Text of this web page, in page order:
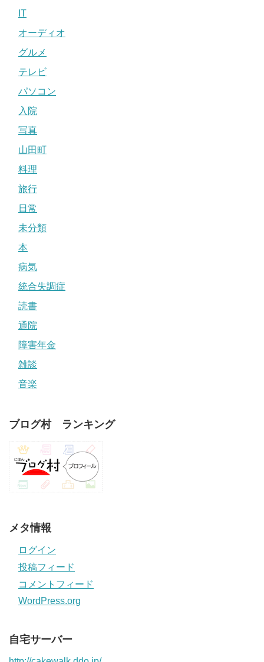
IT
オーディオ
グルメ
テレビ
パソコン
入院
写真
山田町
料理
旅行
日常
未分類
本
病気
統合失調症
読書
通院
障害年金
雑談
音楽
ブログ村 ランキング
メタ情報
ログイン
投稿フィード
コメントフィード
WordPress.org
自宅サーバー